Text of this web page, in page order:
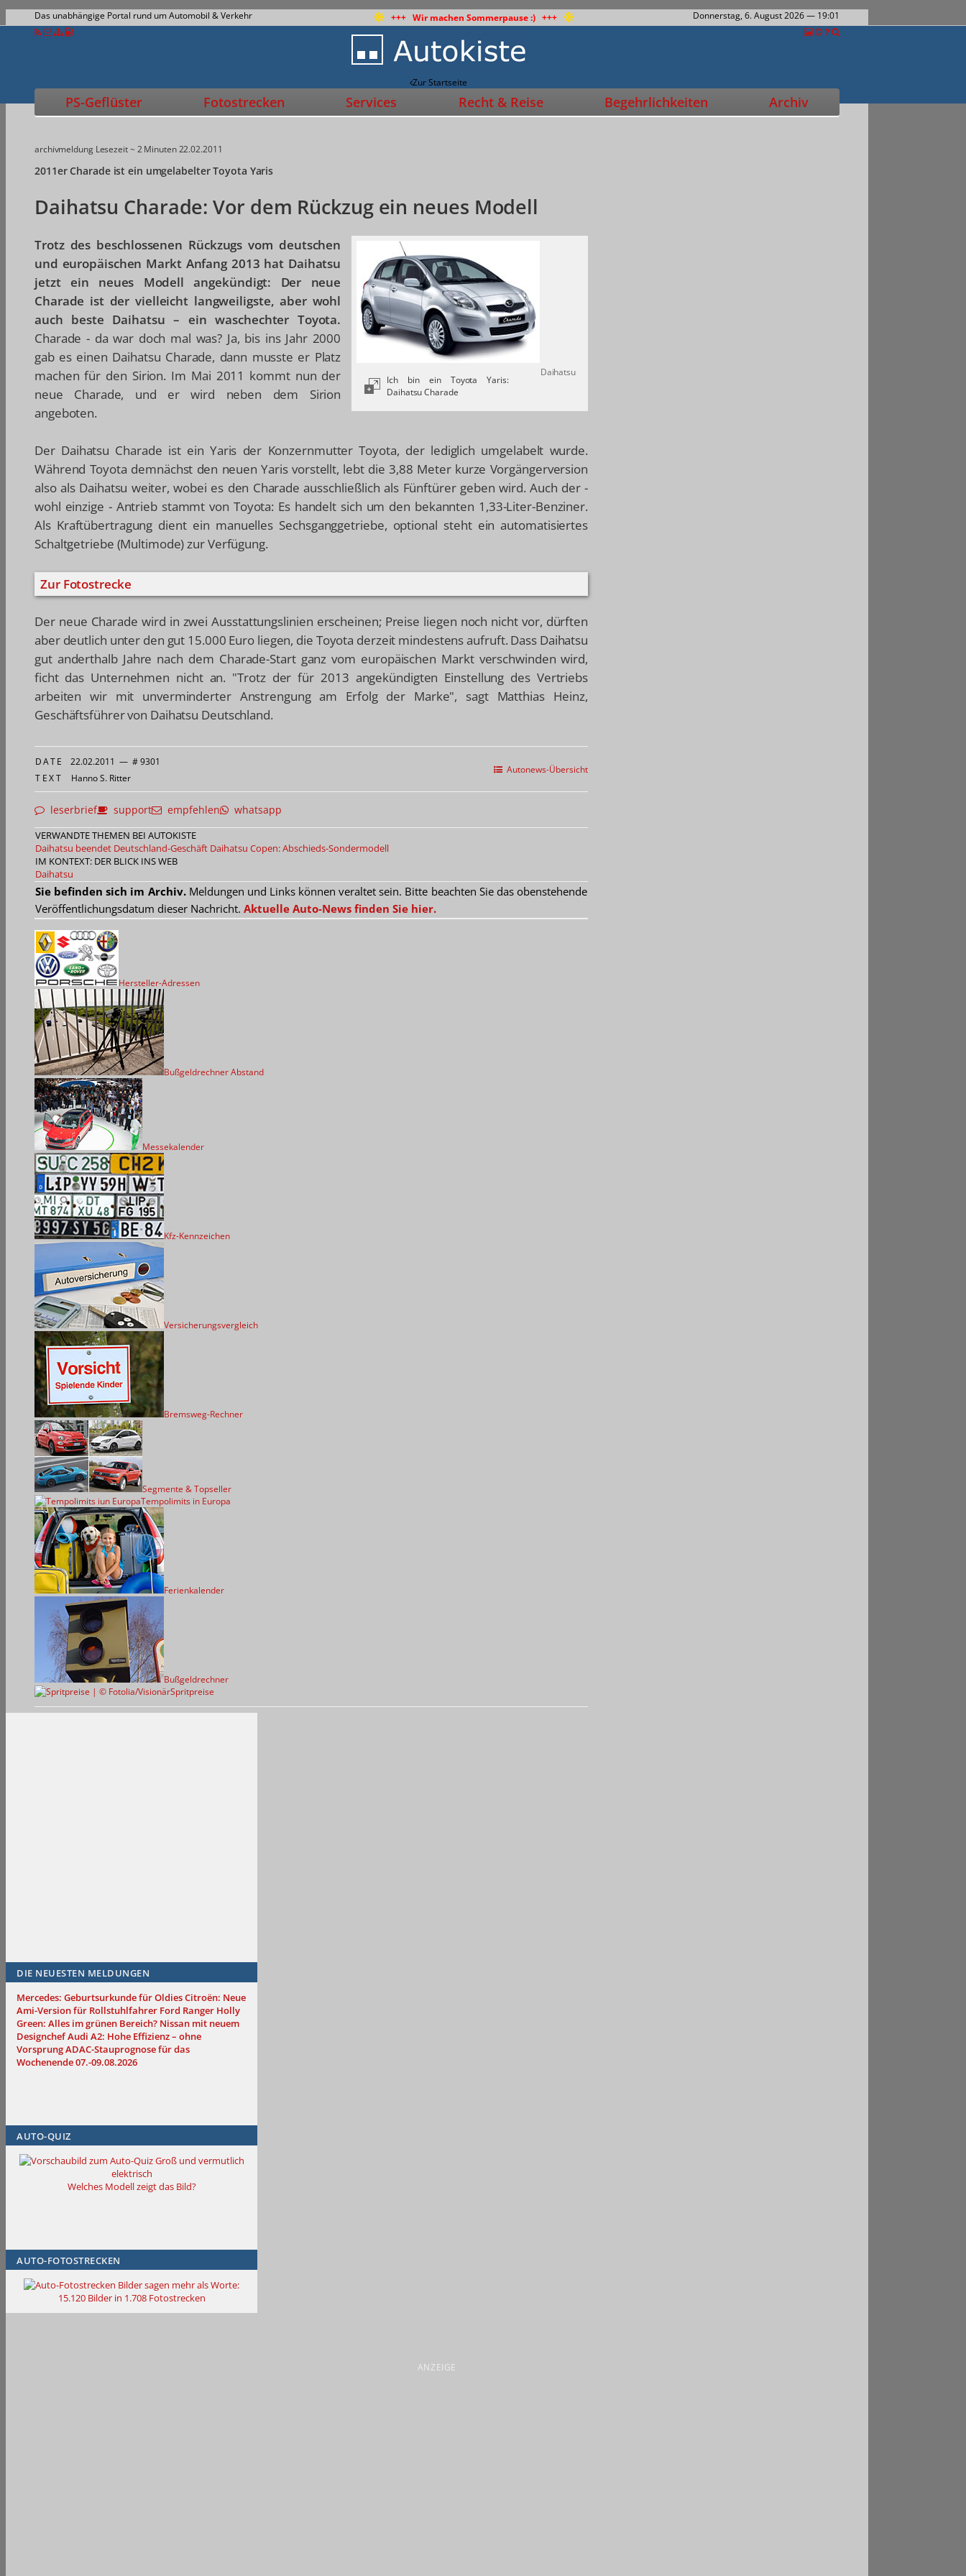
Das unabhängige Portal rund um Automobil & Verkehr +++ Wir machen Sommerpause :) +++ Donnerstag, 6. August 2026— 19:01
Zur Startseite
PS-Geflüster Fotostrecken Services Recht & Reise Begehrlichkeiten Archiv
archivmeldung Lesezeit ~ 2 Minuten22.02.2011
2011er Charade ist ein umgelabelter Toyota Yaris
Daihatsu Charade: Vor dem Rückzug ein neues Modell
Daihatsu
Ich bin ein Toyota Yaris:
Daihatsu Charade
Trotz des beschlossenen Rückzugs vom deutschen
und europäischen Markt Anfang 2013 hat Daihatsu
jetzt ein neues Modell angekündigt: Der neue
Charade ist der vielleicht langweiligste, aber wohl
auch beste Daihatsu – ein waschechter Toyota.
Charade - da war doch mal was? Ja, bis ins Jahr 2000
gab es einen Daihatsu Charade, dann musste er Platz
machen für den Sirion. Im Mai 2011 kommt nun der
neue Charade, und er wird neben dem Sirion
angeboten.
Der Daihatsu Charade ist ein Yaris der Konzernmutter Toyota, der lediglich umgelabelt wurde.
Während Toyota demnächst den neuen Yaris vorstellt, lebt die 3,88 Meter kurze Vorgängerversion
also als Daihatsu weiter, wobei es den Charade ausschließlich als Fünftürer geben wird. Auch der -
wohl einzige - Antrieb stammt von Toyota: Es handelt sich um den bekannten 1,33-Liter-Benziner.
Als Kraftübertragung dient ein manuelles Sechsganggetriebe, optional steht ein automatisiertes
Schaltgetriebe (Multimode) zur Verfügung.
Zur Fotostrecke
Der neue Charade wird in zwei Ausstattungslinien erscheinen; Preise liegen noch nicht vor, dürften
aber deutlich unter den gut 15.000 Euro liegen, die Toyota derzeit mindestens aufruft. Dass Daihatsu
gut anderthalb Jahre nach dem Charade-Start ganz vom europäischen Markt verschwinden wird,
ficht das Unternehmen nicht an. "Trotz der für 2013 angekündigten Einstellung des Vertriebs
arbeiten wir mit unverminderter Anstrengung am Erfolg der Marke", sagt Matthias Heinz,
Geschäftsführer von Daihatsu Deutschland.
Autonews-Übersicht
DATE 22.02.2011 — # 9301
TEXT Hanno S. Ritter
leserbrief support empfehlen whatsapp
VERWANDTE THEMEN BEI AUTOKISTE
Daihatsu beendet Deutschland-Geschäft Daihatsu Copen: Abschieds-Sondermodell
IM KONTEXT: DER BLICK INS WEB
Daihatsu
Sie befinden sich im Archiv.Meldungen und Links können veraltet sein. Bitte beachten Sie das obenstehende
Veröffentlichungsdatum dieser Nachricht. Aktuelle Auto-News finden Sie hier.
Hersteller-Adressen
Bußgeldrechner Abstand
Messekalender
Kfz-Kennzeichen
Versicherungsvergleich
Bremsweg-Rechner
Segmente & Topseller
Tempolimits in Europa
Ferienkalender
Bußgeldrechner
Spritpreise
DIE NEUESTEN MELDUNGEN
Mercedes: Geburtsurkunde für OldiesCitroën: Neue
Ami-Version für Rollstuhlfahrer Ford Ranger Holly
Green: Alles im grünen Bereich? Nissan mit neuem
DesignchefAudi A2: Hohe Effizienz – ohne
VorsprungADAC-Stauprognose für das
Wochenende 07.-09.08.2026
AUTO-QUIZ
Groß und vermutlich
elektrisch
Welches Modell zeigt das Bild?
AUTO-FOTOSTRECKEN
Bilder sagen mehr als Worte:
15.120 Bilder in 1.708 Fotostrecken
ANZEIGE